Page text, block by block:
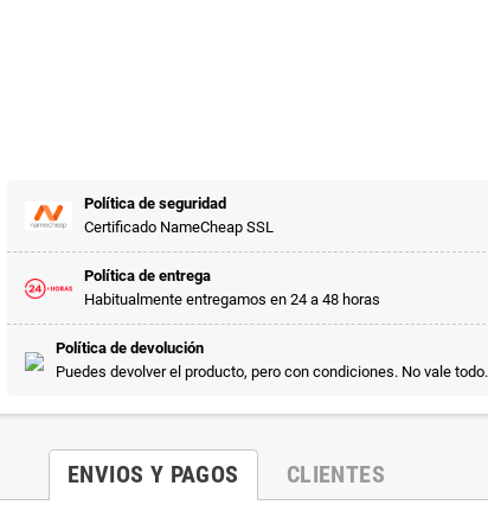
Política de seguridad
Certificado NameCheap SSL
Política de entrega
Habitualmente entregamos en 24 a 48 horas
Política de devolución
Puedes devolver el producto, pero con condiciones. No vale todo.
ENVIOS Y PAGOS CLIENTES